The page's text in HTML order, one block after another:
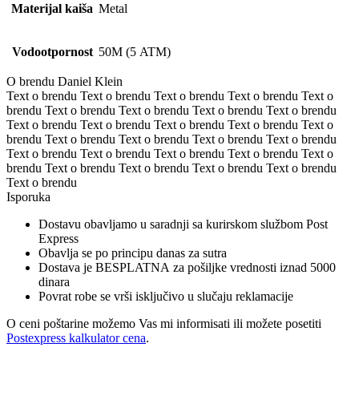
Materijal kaiša Metal
Vodootpornost 50M (5 ATM)
O brendu Daniel Klein
Text o brendu Text o brendu Text o brendu Text o brendu Text o
brendu Text o brendu Text o brendu Text o brendu Text o brendu
Text o brendu Text o brendu Text o brendu Text o brendu Text o
brendu Text o brendu Text o brendu Text o brendu Text o brendu
Text o brendu Text o brendu Text o brendu Text o brendu Text o
brendu Text o brendu Text o brendu Text o brendu Text o brendu
Text o brendu
Isporuka
Dostavu obavljamo u saradnji sa kurirskom službom Post
Express
Obavlja se po principu danas za sutra
Dostava je BESPLATNA za pošiljke vrednosti iznad 5000
dinara
Povrat robe se vrši isključivo u slučaju reklamacije
O ceni poštarine možemo Vas mi informisati ili možete posetiti
Postexpress kalkulator cena.